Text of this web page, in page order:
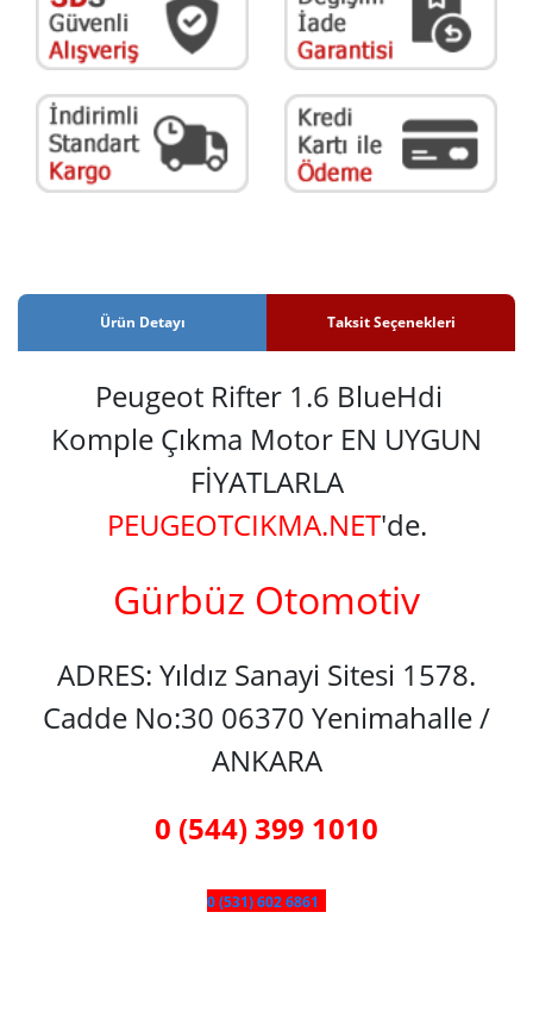
Ürün Detayı Taksit Seçenekleri
Peugeot Rifter 1.6 BlueHdi
Komple Çıkma Motor EN UYGUN
FİYATLARLA
PEUGEOTCIKMA.NET'de.
Gürbüz Otomotiv
ADRES: Yıldız Sanayi Sitesi 1578.
Cadde No:30 06370 Yenimahalle /
ANKARA
0 (544) 399 1010
0 (531) 602 6861